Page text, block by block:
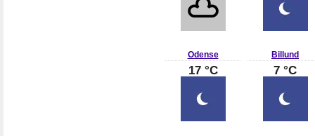
Odense
17 °C
Billund
7 °C